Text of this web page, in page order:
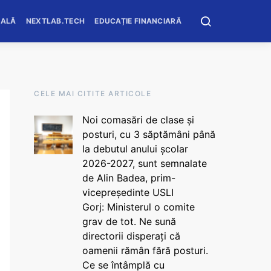
NEXTLAB.TECH EDUCAȚIE FINANCIARĂ
CELE MAI CITITE ARTICOLE
Noi comasări de clase și
posturi, cu 3 săptămâni până
la debutul anului școlar
2026-2027, sunt semnalate
de Alin Badea, prim-
vicepreședinte USLI
Gorj: Ministerul o comite
grav de tot. Ne sună
directorii disperați că
oamenii rămân fără posturi.
Ce se întâmplă cu